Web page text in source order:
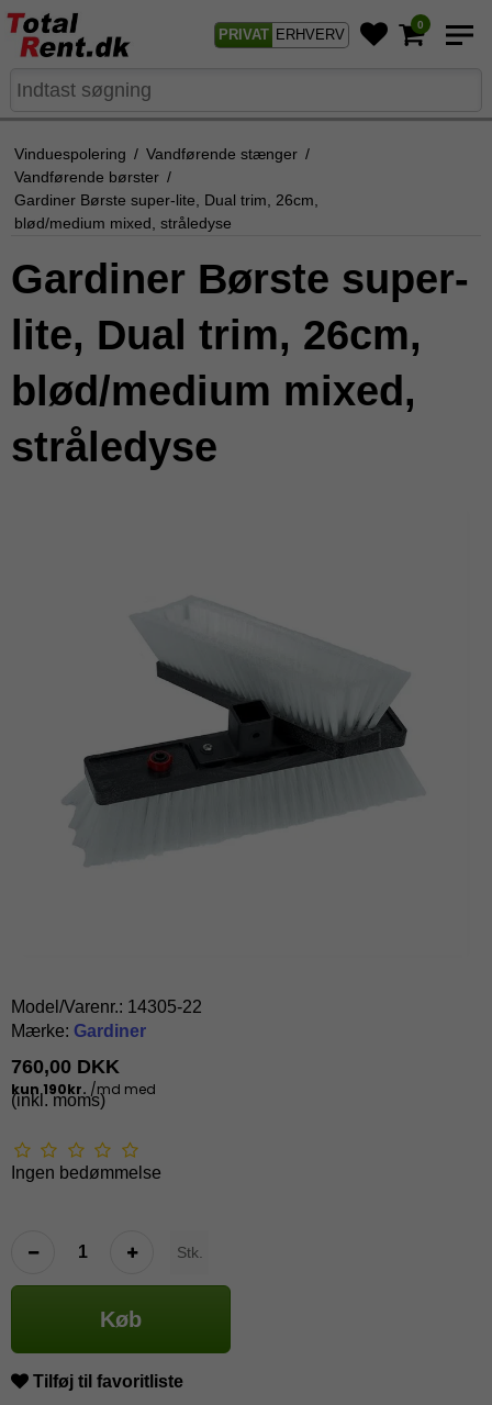
PRIVAT ERHVERV
0
Vinduespolering / Vandførende stænger /
Vandførende børster /
Gardiner Børste super-lite, Dual trim, 26cm,
blød/medium mixed, stråledyse
Gardiner Børste super-
lite, Dual trim, 26cm,
blød/medium mixed,
stråledyse
Model/Varenr.: 14305-22
Mærke: Gardiner
760,00 DKK
(inkl. moms)
Ingen bedømmelse
Stk.
Køb
Tilføj til favoritliste